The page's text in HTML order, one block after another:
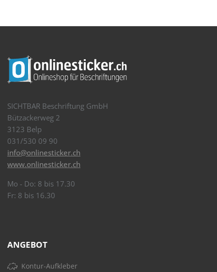
SICHTBAR Beschriftung GmbH
Bützackerweg 2
3123 Belp
031/530 09 90
info@onlinesticker.ch
www.onlinesticker.ch
Mo - Do: 8 bis 17.30
Fr: 8 bis 16.30
ANGEBOT
Kontur-Aufkleber